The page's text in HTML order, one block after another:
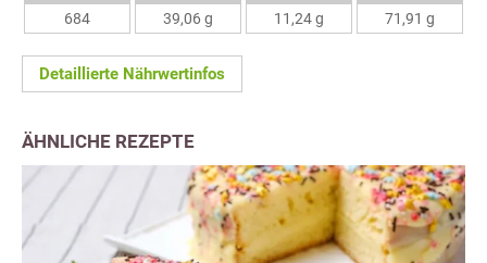
684
39,06 g
11,24 g
71,91 g
Detaillierte Nährwertinfos
ÄHNLICHE REZEPTE